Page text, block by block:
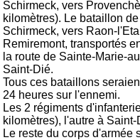
Schirmeck, vers
kilomètres). Le bataillon
Schirmeck, vers Raon-
Remiremont, transportés
la route de Sainte-Marie-
Saint-Dié.
Tous ces bataillons
24 heures sur l'ennemi.
Les 2 régiments
kilomètres), l'autre à
Le reste du corps d'armée